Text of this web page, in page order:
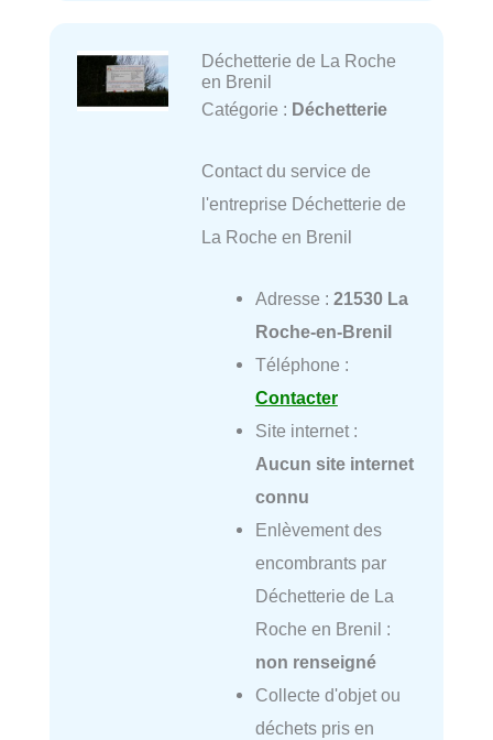
Déchetterie de La Roche
en Brenil
Catégorie : Déchetterie
Contact du service de
l'entreprise Déchetterie de
La Roche en Brenil
Adresse : 21530 La
Roche-en-Brenil
Téléphone :
Contacter
Site internet :
Aucun site internet
connu
Enlèvement des
encombrants par
Déchetterie de La
Roche en Brenil :
non renseigné
Collecte d'objet ou
déchets pris en